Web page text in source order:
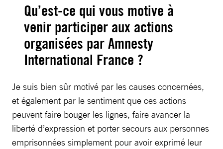
Qu’est-ce qui vous motive à
venir participer aux actions
organisées par Amnesty
International France ?
Je suis bien sûr motivé par les causes concernées,
et également par le sentiment que ces actions
peuvent faire bouger les lignes, faire avancer la
liberté d’expression et porter secours aux personnes
emprisonnées simplement pour avoir exprimé leur